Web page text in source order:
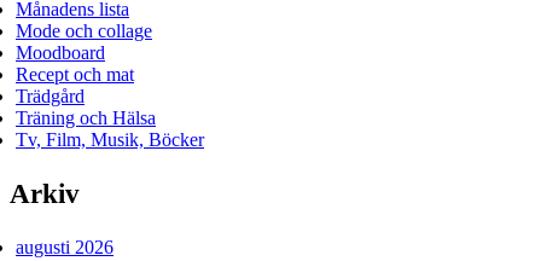
Månadens lista
Mode och collage
Moodboard
Recept och mat
Trädgård
Träning och Hälsa
Tv, Film, Musik, Böcker
Arkiv
augusti 2026